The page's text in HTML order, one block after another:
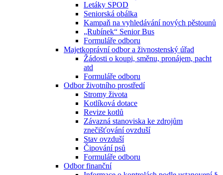
Letáky SPOD
Seniorská obálka
Kampaň na vyhledávání nových pěstounů
„Rubínek“ Senior Bus
Formuláře odboru
Majetkoprávní odbor a živnostenský úřad
Žádosti o koupi, směnu, pronájem, pacht
atd
Formuláře odboru
Odbor životního prostředí
Stromy života
Kotlíková dotace
Revize kotlů
Závazná stanoviska ke zdrojům
znečišťování ovzduší
Stav ovzduší
Čipování psů
Formuláře odboru
Odbor finanční